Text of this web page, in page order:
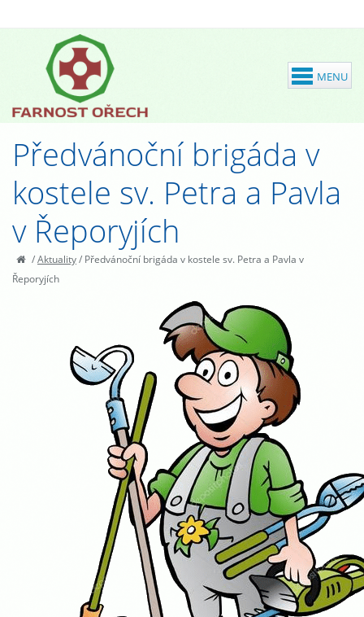
Předvánoční brigáda v
kostele sv. Petra a Pavla
v Řeporyjích
/Aktuality/ Předvánoční brigáda v kostele sv. Petra a Pavla v
Řeporyjích